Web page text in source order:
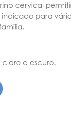
cervical
indicado para
claro e escuro.